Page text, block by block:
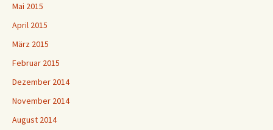
Mai 2015
April 2015
März 2015
Februar 2015
Dezember 2014
November 2014
August 2014